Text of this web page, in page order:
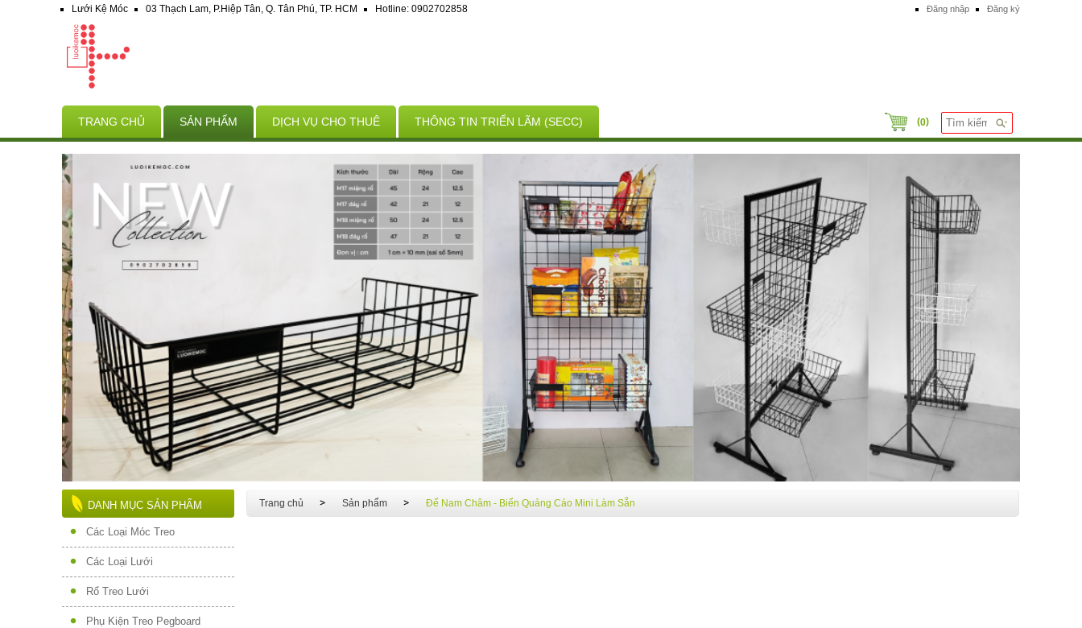
Lưới Kệ Móc 03 Thạch Lam, P.Hiệp Tân, Q. Tân Phú, TP. HCM Hotline: 0902702858 Đăng nhập Đăng ký
TRANG CHỦ SẢN PHẨM DỊCH VỤ CHO THUÊ THÔNG TIN TRIỂN LÃM (SECC) (0)
DANH MỤC SẢN PHẨM
Các Loại Móc Treo
Các Loại Lưới
Rổ Treo Lưới
Phụ Kiện Treo Pegboard
Trang chủ Sản phẩm Đế Nam Châm - Biển Quảng Cáo Mini Làm Sẵn